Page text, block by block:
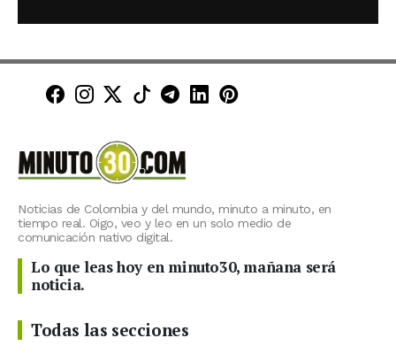
Minuto30 en Facebook
Minuto30 en Instagram
Minuto30 en X (Twitter)
Minuto30 en TikTok
Canal de Minuto30 en
Minuto30 en LinkedIn
Minuto30 en
Noticias de Colombia y del mundo, minuto a minuto, en
tiempo real. Oigo, veo y leo en un solo medio de
comunicación nativo digital.
Lo que leas hoy en minuto30, mañana será
noticia.
Todas las secciones